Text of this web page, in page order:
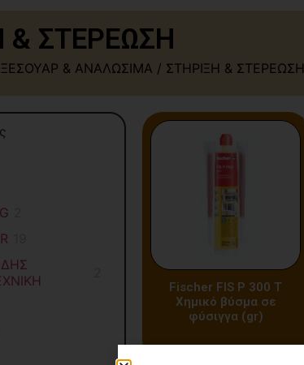
& ΣΤΕΡΕΩΣΗ
& ΑΝΑΛΩΣΙΜΑ / ΣΤΗΡΙΞΗ & ΣΤΕΡΕΩΣΗ
Fischer FIS P 300 T
Χημικό βύσμα σε
φύσιγγα (gr)